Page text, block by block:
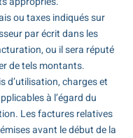
ou taxes indiqués sur
par écrit dans les
ou il sera réputé
de tels montants.
d’utilisation, charges et
à l’égard du
Les factures relatives
avant le début de la